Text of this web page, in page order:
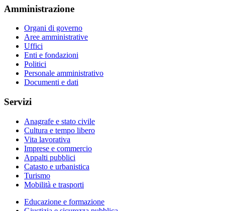
Amministrazione
Organi di governo
Aree amministrative
Uffici
Enti e fondazioni
Politici
Personale amministrativo
Documenti e dati
Servizi
Anagrafe e stato civile
Cultura e tempo libero
Vita lavorativa
Imprese e commercio
Appalti pubblici
Catasto e urbanistica
Turismo
Mobilità e trasporti
Educazione e formazione